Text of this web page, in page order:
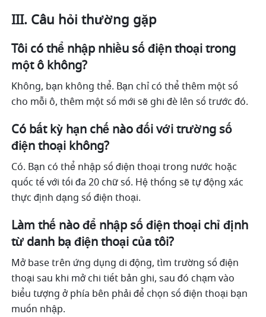
III. Câu hỏi thường gặp
Tôi có thể nhập nhiều số điện thoại trong
một ô không?
Không, bạn không thể. Bạn chỉ có thể thêm một số
cho mỗi ô, thêm một số mới sẽ ghi đè lên số trước đó.
Có bất kỳ hạn chế nào đối với trường số
điện thoại không?
Có. Bạn có thể nhập số điện thoại trong nước hoặc
quốc tế với tối đa 20 chữ số. Hệ thống sẽ tự động xác
thực định dạng số điện thoại.
Làm thế nào để nhập số điện thoại chỉ định
từ danh bạ điện thoại của tôi?
Mở base trên ứng dụng di động, tìm trường số điện
thoại sau khi mở chi tiết bản ghi, sau đó chạm vào
biểu tượng ở phía bên phải để chọn số điện thoại bạn
muốn nhập.